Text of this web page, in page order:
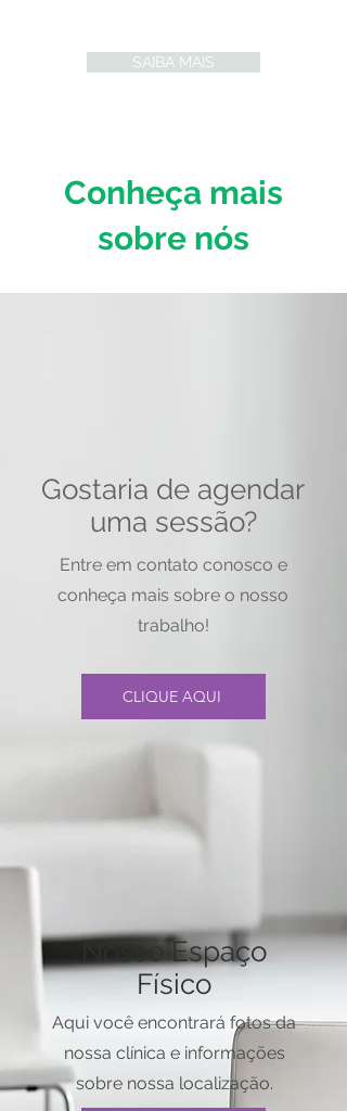
SAIBA MAIS
Conheça mais
sobre nós
Gostaria de agendar
uma sessão?
Entre em contato conosco e
conheça mais sobre o nosso
trabalho!
CLIQUE AQUI
Nosso Espaço
Físico
Aqui você encontrará fotos da
nossa clínica e informações
sobre nossa localização.